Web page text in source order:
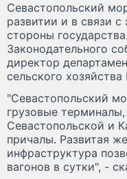
Севастопольский
развитии и в связи
стороны
Законодательного
директор
сельского
"Севастопольский
грузовые
Севастопольской и
причалы. Развитая
инфраструктура
вагонов в сутки", -